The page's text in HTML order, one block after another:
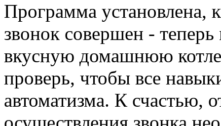
Программа установлена,
звонок совершен -
вкусную домашнюю
проверь, чтобы все
автоматизма. К счастью,